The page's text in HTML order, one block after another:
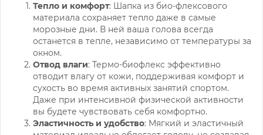
Тепло и комфорт: Шапка из био-флексового
материала сохраняет тепло даже в самые
морозные дни. В ней ваша голова всегда
останется в тепле, независимо от температуры за
окном.
Отвод влаги: Термо-биофлекс эффективно
отводит влагу от кожи, поддерживая комфорт и
сухость во время активных занятий спортом.
Даже при интенсивной физической активности
вы будете чувствовать себя комфортно.
Эластичность и удобство: Мягкий и эластичный